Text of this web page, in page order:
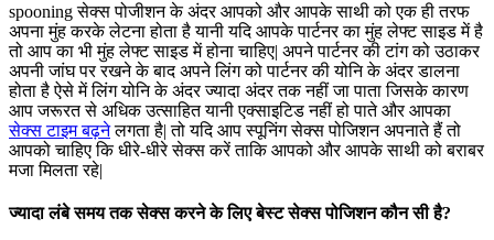
spooning सेक्स पोजीशन के अंदर आपको और आपके साथी को एक ही तरफ
अपना मुंह करके लेटना होता है यानी यदि आपके पार्टनर का मुंह लेफ्ट साइड में है
तो आप का भी मुंह लेफ्ट साइड में होना चाहिए| अपने पार्टनर की टांग को उठाकर
अपनी जांघ पर रखने के बाद अपने लिंग को पार्टनर की योनि के अंदर डालना
होता है ऐसे में लिंग योनि के अंदर ज्यादा अंदर तक नहीं जा पाता जिसके कारण
आप जरूरत से अधिक उत्साहित यानी एक्साइटिड नहीं हो पाते और आपका
सेक्स टाइम बढ़नेलगता है| तो यदि आप स्पूनिंग सेक्स पोजिशन अपनाते हैं तो
आपको चाहिए कि धीरे-धीरे सेक्स करें ताकि आपको और आपके साथी को बराबर
मजा मिलता रहे|
ज्यादा लंबे समय तक सेक्स करने के लिए बेस्ट सेक्स पोजिशन कौन सी है?